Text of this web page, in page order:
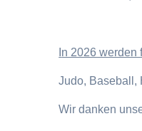
n 2026 werden
Judo, Baseball,
Wir danken